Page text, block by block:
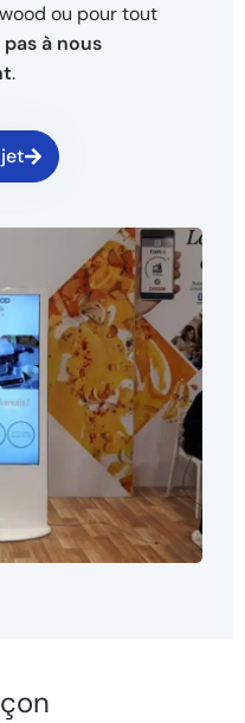
ou pour tout
pas à nous
.